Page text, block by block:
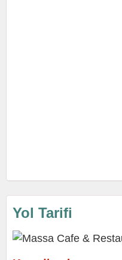
Yol Tarifi